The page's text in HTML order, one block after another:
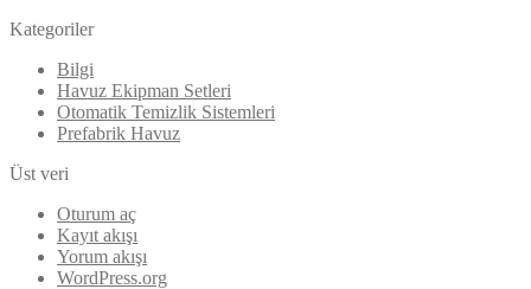
Kategoriler
Bilgi
Havuz Ekipman Setleri
Otomatik Temizlik Sistemleri
Prefabrik Havuz
Üst veri
Oturum aç
Kayıt akışı
Yorum akışı
WordPress.org